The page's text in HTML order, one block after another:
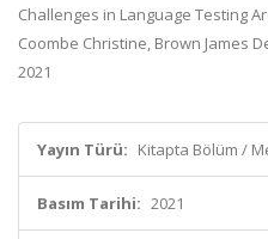
Challenges in Language Testing
Coombe Christine, Brown James
2021
Yayın Türü: Kitapta Bölüm /
Basım Tarihi: 2021